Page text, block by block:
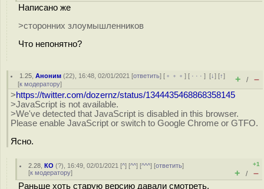
Написано же
>сторонних злоумышленников
Что непонятно?
1.25 ,Аноним (22), 16:48, 02/01/2021 [ответить] [ ﹢﹢﹢] [ · · ·][↓] [↑]
[к модератору] + / –
>https://twitter.com/dozernz/status/1344435468868358145
>JavaScript is not available.
>We've detected that JavaScript is disabled in this browser.
Please enable JavaScript or switch to Google Chrome or GTFO.
Ясно.
2.28 ,КО (?), 16:49, 02/01/2021 [^] [^^] [^^^] [ответить]
[к модератору]
+1
+ / –
Раньше хоть старую версию давали смотреть.